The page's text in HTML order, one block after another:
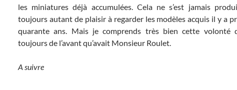
les miniatures déjà accumulées. Cela ne s’est jamais
toujours autant de plaisir à regarder les modèles acquis il y a
quarante ans. Mais je comprends très bien cette volonté
toujours de l’avant qu’avait Monsieur Roulet.
A suivre